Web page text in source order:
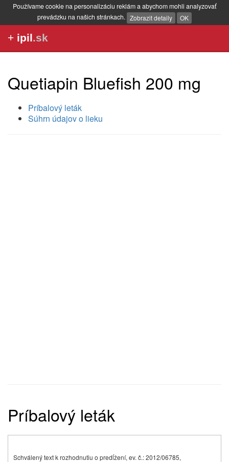
Používame cookie na personalizáciu reklám a abychom mohli analyzovať
prevádzku na našich stránkach. Zobrazit detaily OK
+ ipil.sk
Quetiapin Bluefish 200 mg
Príbalový leták
Súhrn údajov o lieku
Príbalový leták
Schválený text k rozhodnutiu o predĺžení, ev. č.: 2012/06785,